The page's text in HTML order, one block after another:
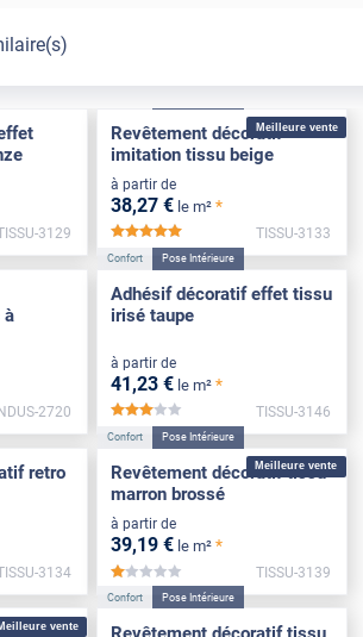
3129
Meilleure vente
Revêtement décoratif
imitation tissu beige
à partir de
38,27 € le m² *
TISSU-3133
à
2720
Confort Pose Intérieure
Adhésif décoratif effet tissu
irisé taupe
à partir de
41 ,23 € le m² *
*****
TISSU-3146
retro
3134
Meilleure vente
Confort Pose Intérieure
Revêtement décoratif tissu
marron brossé
à partir de
39,19 € le m² *
*****
TISSU-3139
vente
Confort Pose Intérieure